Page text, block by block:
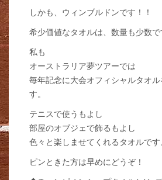
しかも、ウィンブルドンです！！
希少価値なタオルは、数量も少数で
私も
オーストラリア夢ツアーでは
毎年記念に大会オフィシャルタオル
す。
テニスで使うもよし
部屋のオブジェで飾るもよし
色々と楽しませてくれるタオルです
ピンときた方は早めにどうぞ！